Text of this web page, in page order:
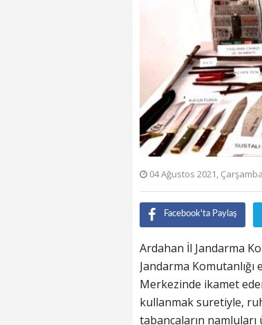
04 Ağustos 2021,
Facebook'ta Paylaş
Ardahan İl Jandarma
Jandarma
Merkezinde ikamet
kullanmak suretiyle,
tabancaların